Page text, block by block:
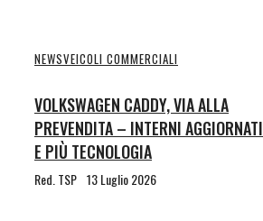
NEWSVEICOLI COMMERCIALI
VOLKSWAGEN CADDY, VIA ALLA
PREVENDITA – INTERNI AGGIORNATI
E PIÙ TECNOLOGIA
Red. TSP 13 Luglio 2026